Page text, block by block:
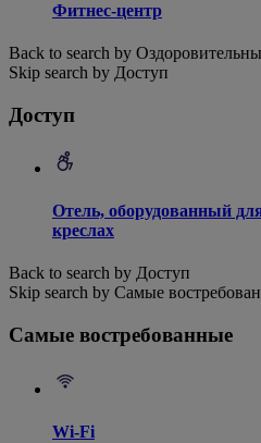
Фитнес-центр
Back to search by
Skip search by Доступ
Доступ
Отель, оборудованный
креслах
Back to search by Доступ
Skip search by Самые
Самые востребованные
Wi-Fi